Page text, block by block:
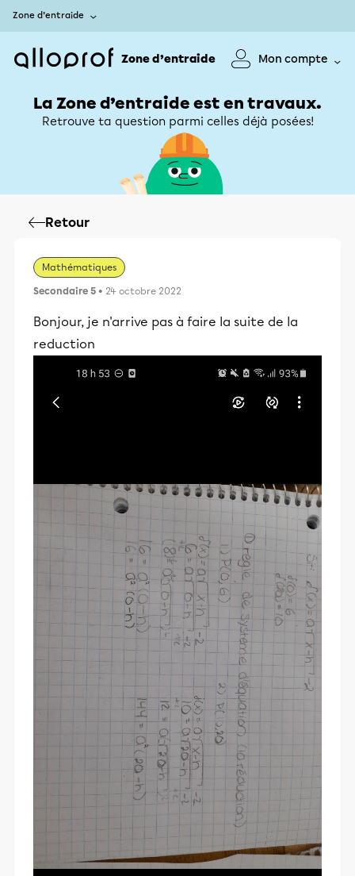
Zone d’entraide
Zone d’entraide Mon compte
La Zone d’entraide est en travaux.
Retrouve ta question parmi celles déjà posées!
Retour
Mathématiques
Secondaire 5 • 24 octobre 2022
Bonjour, je n'arrive pas à faire la suite de la
reduction